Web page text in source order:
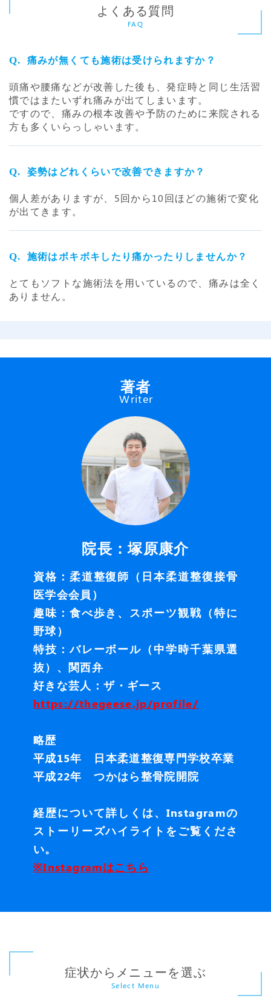
よくある質問
FAQ
痛みが無くても施術は受けられますか？
頭痛や腰痛などが改善した後も、発症時と同じ生活習
慣ではまたいずれ痛みが出てしまいます。
ですので、痛みの根本改善や予防のために来院される
方も多くいらっしゃいます。
姿勢はどれくらいで改善できますか？
個人差がありますが、5回から10回ほどの施術で変化
が出てきます。
施術はボキボキしたり痛かったりしませんか？
とてもソフトな施術法を用いているので、痛みは全く
ありません。
著者
Writer
院長：塚原康介
資格：柔道整復師（日本柔道整復接骨
医学会会員）
趣味：食べ歩き、スポーツ観戦（特に
野球）
特技：バレーボール（中学時千葉県選
抜）、関西弁
好きな芸人：ザ・ギース
https://thegeese.jp/profile/
略歴
平成15年 日本柔道整復専門学校卒業
平成22年 つかはら整骨院開院
経歴について詳しくは、Instagramの
ストーリーズハイライトをご覧くださ
い。
※Instagramはこちら
症状からメニューを選ぶ
Select Menu